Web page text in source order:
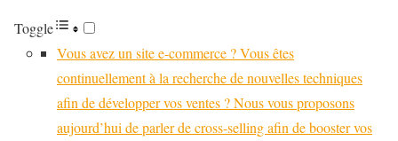
Toggle
Vous avez un site e-commerce ? Vous êtes
continuellement à la recherche de nouvelles techniques
afin de développer vos ventes ? Nous vous proposons
aujourd’hui de parler de cross-selling afin de booster vos